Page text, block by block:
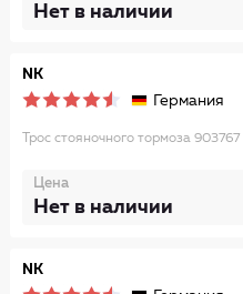
Нет в наличии
NK
Германия
Трос стояночного тормоза 903767
Цена
Нет в наличии
NK